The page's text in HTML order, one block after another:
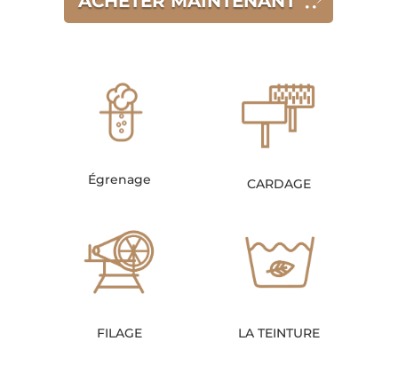
Égrenage CARDAGE
FILAGE LA TEINTURE